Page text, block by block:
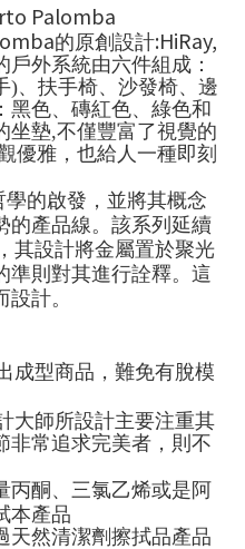
Palomba
的原創設計:HiRay,
外系統由六件組成：
)、 扶手椅、沙發椅、 邊
黑色、磚紅色、綠色和
坐墊,不僅豐富了視覺的
優雅，也給人一種即刻
學的啟發，並將其概念
的產品線。該系列延續
其設計將金屬置於聚光
準則對其進行詮釋。這
計。
成型商品，難免有脫模
大師所設計主要注重其
非常追求完美者，則不
丙酮、三氯乙烯或是阿
本產品
天然清潔劑擦拭品產品